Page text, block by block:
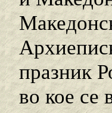
празник
во кое се